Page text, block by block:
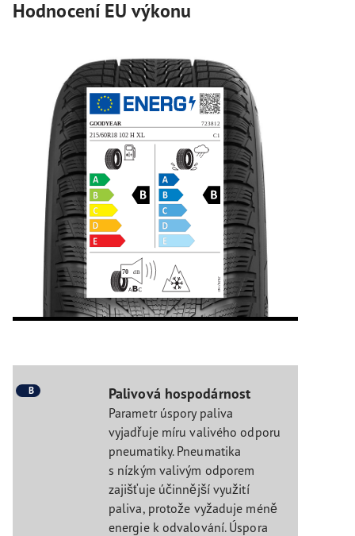
Hodnocení EU výkonu
B Palivová hospodárnost
Parametr úspory paliva
vyjadřuje míru valivého odporu
pneumatiky. Pneumatika
s nízkým valivým odporem
zajišťuje účinnější využití
paliva, protože vyžaduje méně
energie k odvalování. Úspora